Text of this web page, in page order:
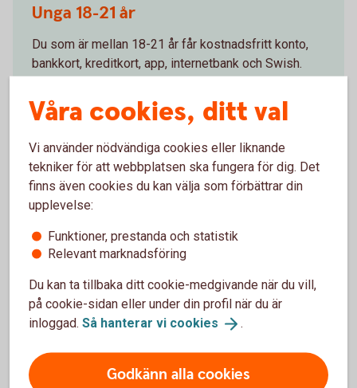
together
Unga 18-21 år
Du som är mellan 18-21 år får kostnadsfritt konto,
bankkort, kreditkort, app, internetbank och Swish.
Unga 18-21
Students studying together
Student
Du som studerar på högskola eller universitet kan få
Våra cookies, ditt val
Vi använder nödvändiga cookies eller liknande
tekniker för att webbplatsen ska fungera för dig. Det
finns även cookies du kan välja som förbättrar din
upplevelse:
Funktioner, prestanda och statistik
Relevant marknadsföring
Du kan ta tillbaka ditt cookie-medgivande när du vill,
på cookie-sidan eller under din profil när du är
inloggad. Så hanterar vi cookies .
Godkänn alla cookies